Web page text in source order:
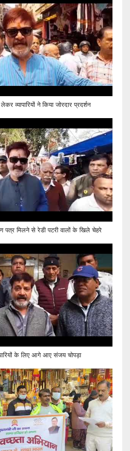
व्यापारियों ने किया जोरदार प्रदर्शन
पत्र मिलने से रेडी पटरी वालों के खिले चेहरे
के लिए आगे आए संजय चोपड़ा